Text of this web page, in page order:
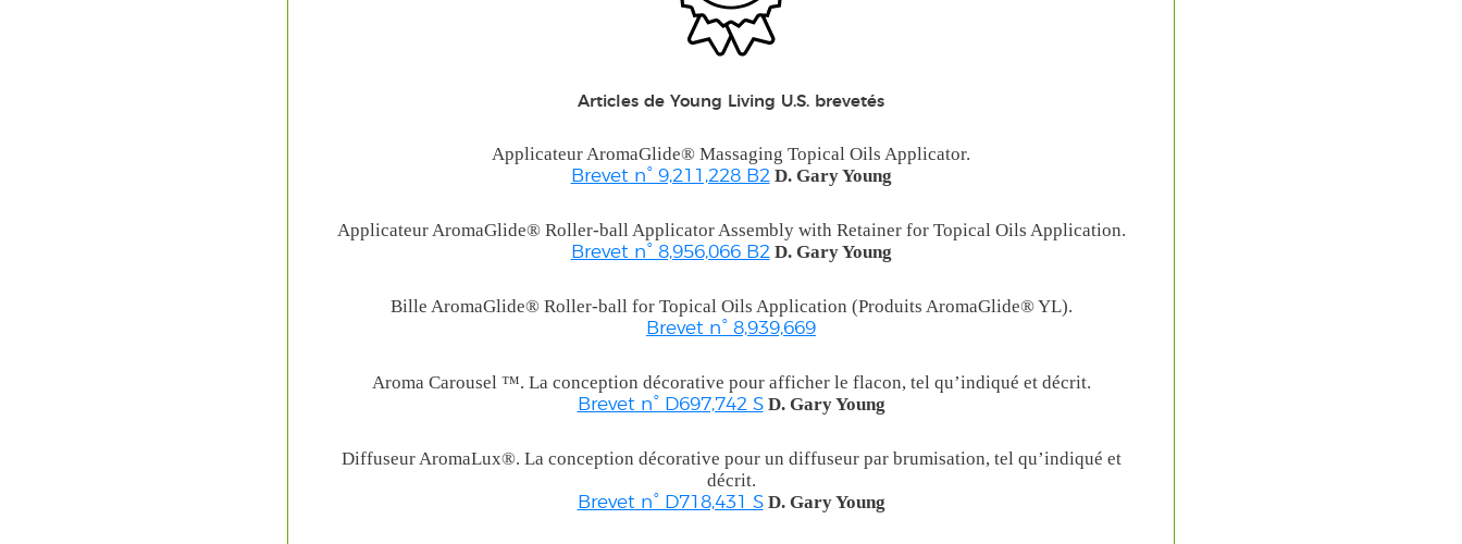
Articles de Young Living U.S. brevetés
Applicateur AromaGlide® Massaging Topical Oils Applicator.
Brevet n° 9,211,228 B2 D. Gary Young
Applicateur AromaGlide® Roller-ball Applicator Assembly with Retainer for Topical Oils Application.
Brevet n° 8,956,066 B2 D. Gary Young
Bille AromaGlide® Roller-ball for Topical Oils Application (Produits AromaGlide® YL).
Brevet n° 8,939,669
Aroma Carousel ™. La conception décorative pour afficher le flacon, tel qu’indiqué et décrit.
Brevet n° D697,742 SD. Gary Young
Diffuseur AromaLux®. La conception décorative pour un diffuseur par brumisation, tel qu’indiqué et
décrit.
Brevet n° D718,431 SD. Gary Young